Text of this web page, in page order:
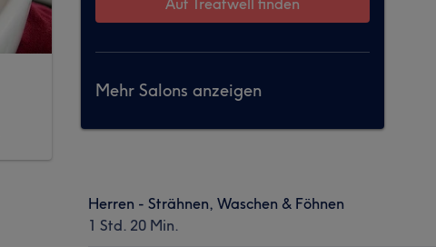
Mehr Salons anzeigen
Herren - Strähnen, Waschen & Föhnen
1 Std. 20 Min.